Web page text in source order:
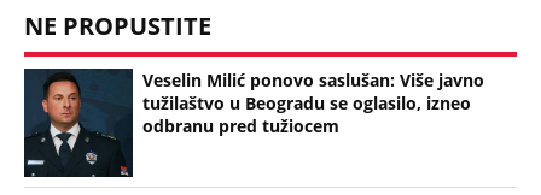
NE PROPUSTITE
Veselin Milić ponovo saslušan: Više javno
tužilaštvo u Beogradu se oglasilo, izneo
odbranu pred tužiocem